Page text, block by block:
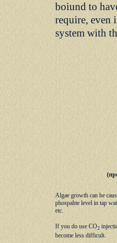
boiund to
require, even
system with
Algae growth can be
phospahte level in tap
etc.
If you do use CO2
become less difficult.